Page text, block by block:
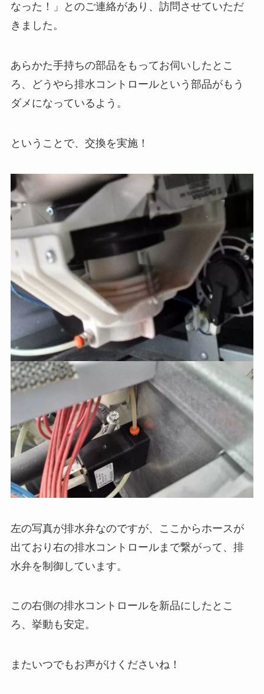
なった！」とのご連絡があり、訪問させていただ
きました。
あらかた手持ちの部品をもってお伺いしたとこ
ろ、どうやら排水コントロールという部品がもう
ダメになっているよう。
ということで、交換を実施！
左の写真が排水弁なのですが、ここからホースが
出ており右の排水コントロールまで繋がって、排
水弁を制御しています。
この右側の排水コントロールを新品にしたとこ
ろ、挙動も安定。
またいつでもお声がけくださいね！